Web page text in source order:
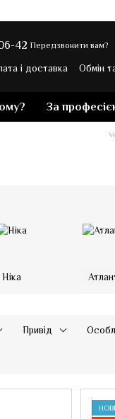
42 Передзвонити вам?
і доставка Обмін
За
Ніка
Привід